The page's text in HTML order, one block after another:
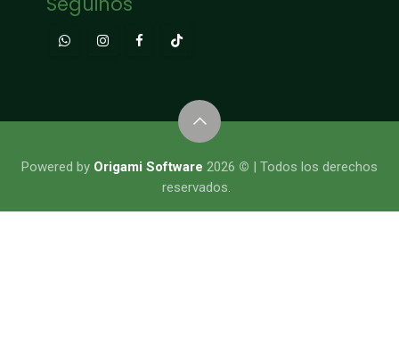
​​​​​​​​Powered by Origami Software 2026 © | Todos los derechos
reservados.